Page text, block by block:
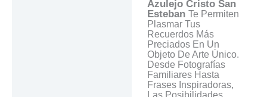
Azulejo Cristo San
Esteban Te Permiten
Plasmar Tus
Recuerdos Más
Preciados En Un
Objeto De Arte Único.
Desde Fotografías
Familiares Hasta
Frases Inspiradoras,